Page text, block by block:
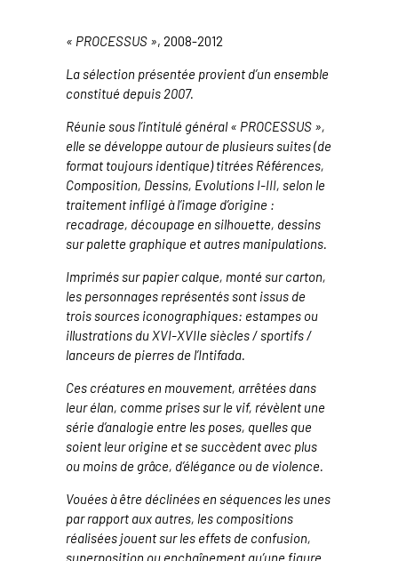
« PROCESSUS », 2008-2012
La sélection présentée provient d’un ensemble
constitué depuis 2007.
Réunie sous l’intitulé général « PROCESSUS »,
elle se développe autour de plusieurs suites (de
format toujours identique) titrées Références,
Composition, Dessins, Evolutions I-III, selon le
traitement infligé à l’image d’origine :
recadrage, découpage en silhouette, dessins
sur palette graphique et autres manipulations.
Imprimés sur papier calque, monté sur carton,
les personnages représentés sont issus de
trois sources iconographiques: estampes ou
illustrations du XVI-XVIIe siècles / sportifs /
lanceurs de pierres de l’Intifada.
Ces créatures en mouvement, arrêtées dans
leur élan, comme prises sur le vif, révèlent une
série d’analogie entre les poses, quelles que
soient leur origine et se succèdent avec plus
ou moins de grâce, d’élégance ou de violence.
Vouées à être déclinées en séquences les unes
par rapport aux autres, les compositions
réalisées jouent sur les effets de confusion,
superposition ou enchaînement qu’une figure